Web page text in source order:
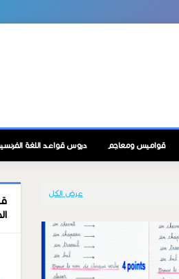
قواميس ومعاجم دروس قواعد اللغة
عرض الكل